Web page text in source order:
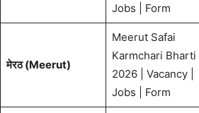
Jobs | Form
मेरठ (Meerut)
Meerut Safai
Karmchari Bharti
2026 | Vacancy |
Jobs | Form